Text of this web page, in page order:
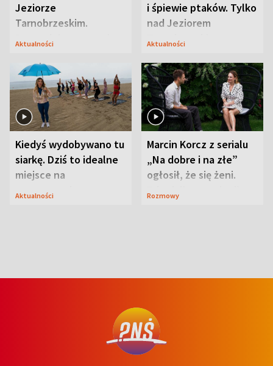
Jeziorze
Tarnobrzeskim.
Przyrodnicy zwracają
Aktualności
i śpiewie ptaków. Tylko
nad Jeziorem
Tarnobrzeskim
Aktualności
Kiedyś wydobywano tu
siarkę. Dziś to idealne
miejsce na
wypoczynek
Aktualności
Marcin Korcz z serialu
„Na dobre i na złe”
ogłosił, że się żeni.
Zdradził, co zmienił
Rozmowy